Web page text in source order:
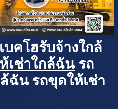
คโฮรับจ้างใกล้
เช่าใกล้ฉัน รถ
ฉัน รถขุดให้เช่า